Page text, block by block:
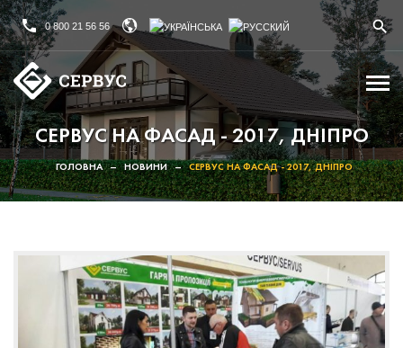
0 800 21 56 56
СЕРВУС НА ФАСАД - 2017, ДНІПРО
ГОЛОВНА – НОВИНИ – СЕРВУС НА ФАСАД - 2017, ДНІПРО